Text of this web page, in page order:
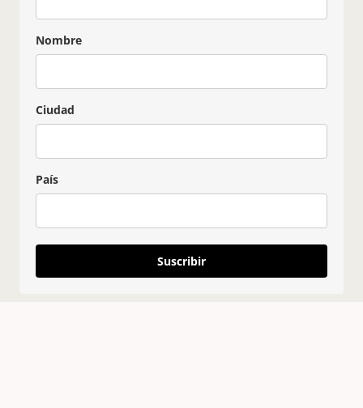
Nombre
Ciudad
País
Suscribir